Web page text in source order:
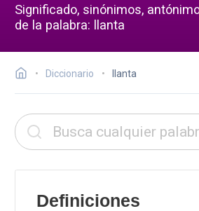
Significado, sinónimos,
de la palabra: llanta
Diccionario llanta
Definiciones